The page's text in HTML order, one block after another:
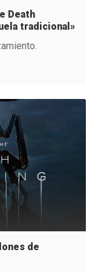
Death
tradicional»
de